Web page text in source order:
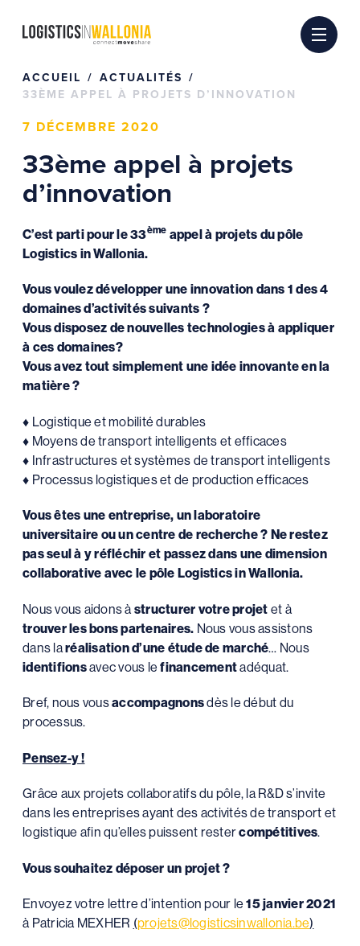
ACCUEIL
ACTUALITÉS
33ÈME APPEL À PROJETS D’INNOVATION
7 DÉCEMBRE 2020
33ème appel à projets
d’innovation
C’est parti pour le 33ème appel à projets du pôle
Logistics in Wallonia.
Vous voulez développer une innovation dans 1 des 4
domaines d’activités suivants ?
Vous disposez de nouvelles technologies à appliquer
à ces domaines?
Vous avez tout simplement une idée innovante en la
matière ?
♦ Logistique et mobilité durables
♦ Moyens de transport intelligents et efficaces
♦ Infrastructures et systèmes de transport intelligents
♦ Processus logistiques et de production efficaces
Vous êtes une entreprise, un laboratoire
universitaire ou un centre de recherche ? Ne restez
pas seul à y réfléchir et passez dans une dimension
collaborative avec le pôle Logistics in Wallonia.
Nous vous aidons à structurer votre projet et à
trouver les bons partenaires. Nous vous assistons
dans laréalisation d’une étude de marché… Nous
identifionsavec vous lefinancementadéquat.
Bref, nous vousaccompagnonsdès le début du
processus.
Pensez-y !
Grâce aux projets collaboratifs du pôle, la R&D s’invite
dans les entreprises ayant des activités de transport et
logistique afin qu’elles puissent restercompétitives.
Vous souhaitez déposer un projet ?
Envoyez votre lettre d’intention pour le15 janvier 2021
à Patricia MEXHER (projets@logisticsinwallonia.be)